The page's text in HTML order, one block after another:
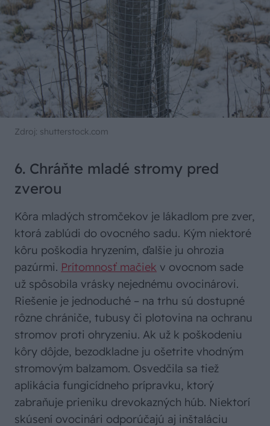
Zdroj: shutterstock.com
6. Chráňte mladé stromy pred
zverou
Kôra mladých stromčekov je lákadlom pre zver,
ktorá zablúdi do ovocného sadu. Kým niektoré
kôru poškodia hryzením, ďalšie ju ohrozia
pazúrmi. Prítomnosť mačiek v ovocnom sade
už spôsobila vrásky nejednému ovocinárovi.
Riešenie je jednoduché – na trhu sú dostupné
rôzne chrániče, tubusy či plotovina na ochranu
stromov proti ohryzeniu. Ak už k poškodeniu
kôry dôjde, bezodkladne ju ošetrite vhodným
stromovým balzamom. Osvedčila sa tiež
aplikácia fungicídneho prípravku, ktorý
zabraňuje prieniku drevokazných húb. Niektorí
skúsení ovocinári odporúčajú aj inštaláciu